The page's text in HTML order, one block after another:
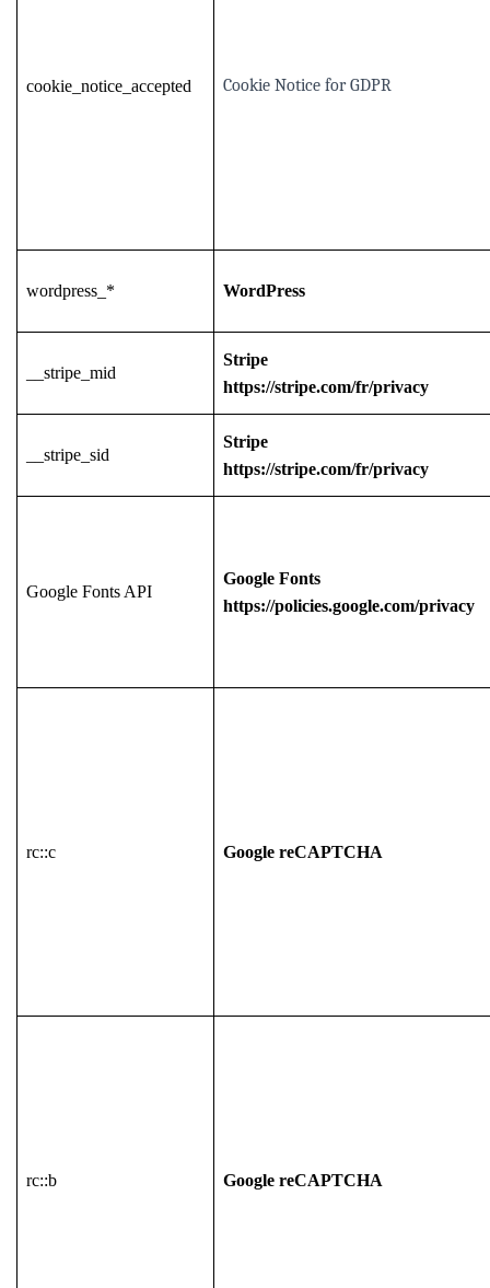
cookie_notice_accepted Cookie Notice for GDPR
wordpress_* WordPress
__stripe_mid
Stripe
https://stripe.com/fr/privacy
__stripe_sid
Stripe
https://stripe.com/fr/privacy
Google Fonts API
Google Fonts
https://policies.google.com/privacy
rc::c Google reCAPTCHA
rc::b Google reCAPTCHA